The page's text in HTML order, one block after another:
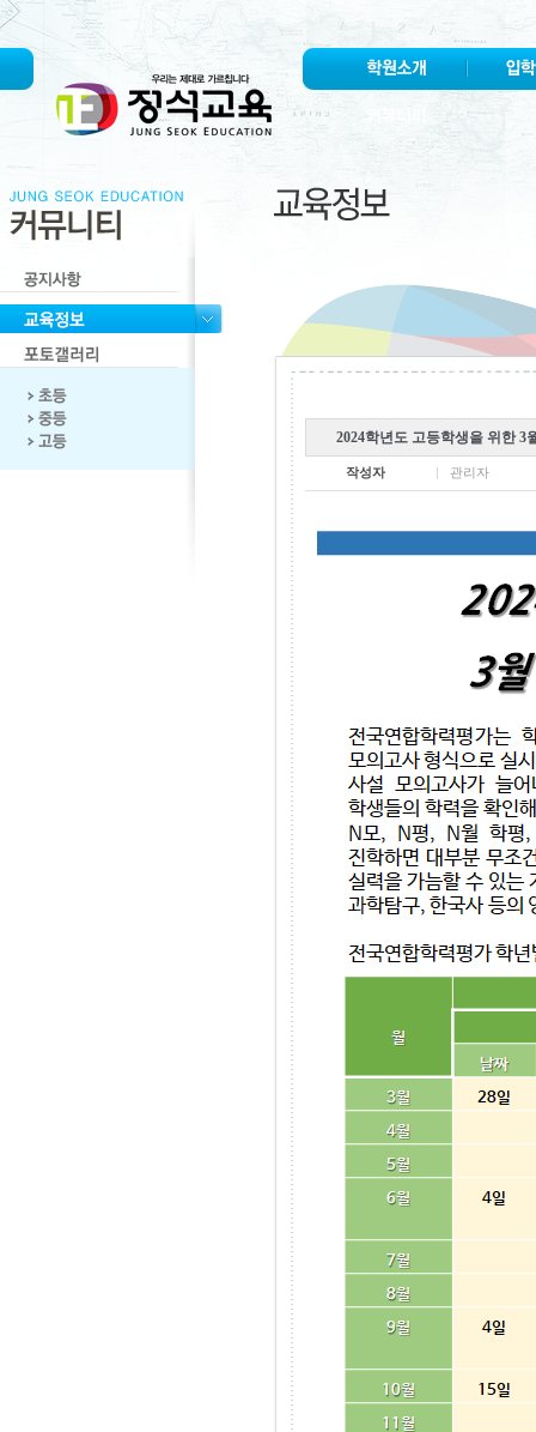
2024학년도 고등학생을 위한 3
작성자 관리자